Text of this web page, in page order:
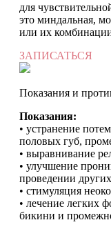
для
это миндальная,
или их
ЗАПИСАТЬСЯ
Показания и
Показания:
• устранение
половых губ,
• выравнивание
• улучшение
проведении
• стимуляция
• лечение легких
бикини и